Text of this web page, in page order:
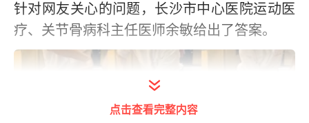
针对网友关心的问题，长沙市中心医院运动医
疗、关节骨病科主任医师余敏给出了答案。
点击查看完整内容